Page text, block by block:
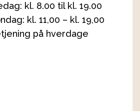
kl. 8.00 til kl. 19.00
kl. 11,00 – kl. 19,00
på hverdage